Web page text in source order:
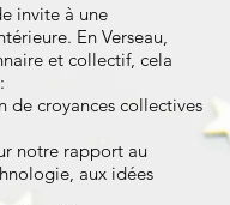
invite à une
En Verseau,
et collectif, cela
de croyances collectives
notre rapport au
aux idées